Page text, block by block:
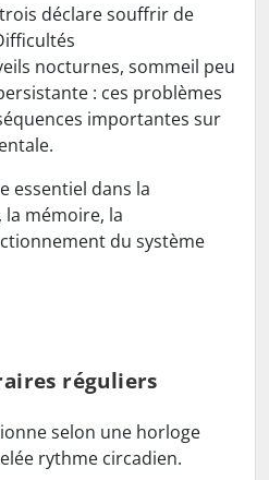
déclare souffrir de
nocturnes, sommeil peu
: ces problèmes
importantes sur
essentiel dans la
mémoire, la
du système
réguliers
selon une horloge
rythme circadien.